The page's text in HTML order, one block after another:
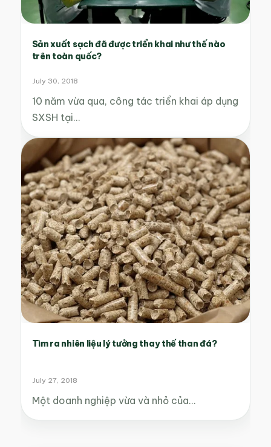
Sản xuất sạch đã được triển khai như thế nào
trên toàn quốc?
July 30, 2018
10 năm vừa qua, công tác triển khai áp dụng
SXSH tại…
Tìm ra nhiên liệu lý tưởng thay thế than đá?
July 27, 2018
Một doanh nghiệp vừa và nhỏ của…